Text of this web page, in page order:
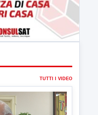
TUTTI I VIDEO